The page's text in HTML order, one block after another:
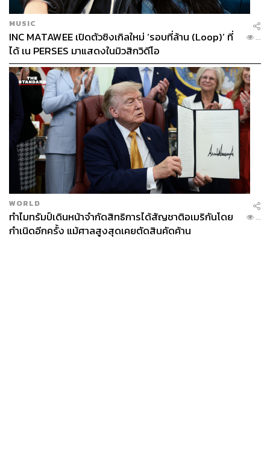
MUSIC
INC MATAWEE เปิดตัวซิงเกิลใหม่ ‘รอบที่ล้าน (Loop)’ ที่
ได้ เน PERSES มาแสดงในมิวสิกวิดีโอ
...
WORLD
ทำไมทรัมป์เดินหน้าจำกัดสิทธิการได้สัญชาติอเมริกันโดย
กำเนิดอีกครั้ง แม้ศาลสูงสุดเคยตัดสินคัดค้าน
...